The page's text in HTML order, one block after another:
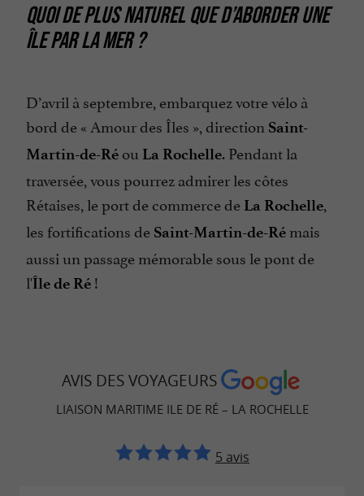
QUOI DE PLUS NATUREL QUE D’ABORDER UNE
ÎLE PAR LA MER ?
D’avril à septembre, embarquez votre vélo à
bord de « Amour des Îles », direction Saint-
Martin-de-Ré ou La Rochelle. Pendant la
traversée, vous pourrez admirer les côtes
Rétaises, le port de commerce de La Rochelle,
les fortifications de Saint-Martin-de-Ré mais
aussi un passage mémorable sous le pont de
l'Île de Ré !
AVIS DES VOYAGEURS
LIAISON MARITIME ILE DE RÉ – LA ROCHELLE
5 avis